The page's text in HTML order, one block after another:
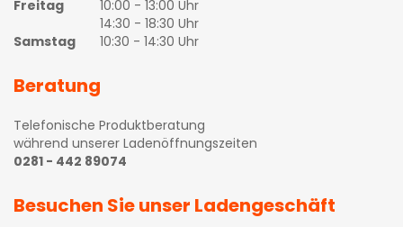
Freitag
10:00 - 13:00 Uhr
14:30 - 18:30 Uhr
Samstag
10:30 - 14:30 Uhr
Beratung
Telefonische Produktberatung
während unserer Ladenöffnungszeiten
0281 - 442 89074
Besuchen Sie unser Ladengeschäft